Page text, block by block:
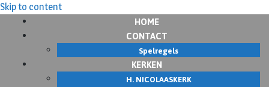
Skip to content
HOME
CONTACT
Spelregels
KERKEN
H. NICOLAASKERK